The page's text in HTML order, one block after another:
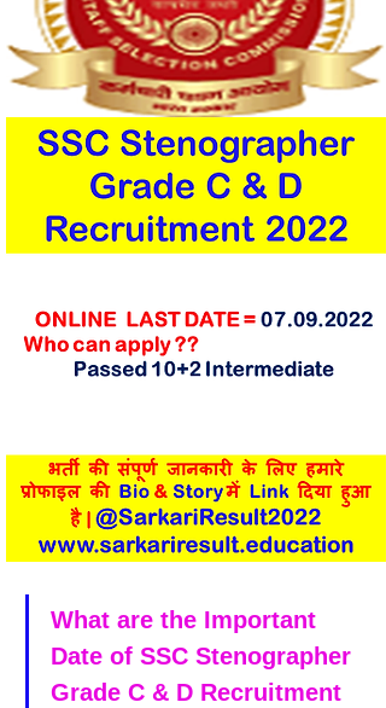
What are the Important
Date of SSC Stenographer
Grade C & D Recruitment